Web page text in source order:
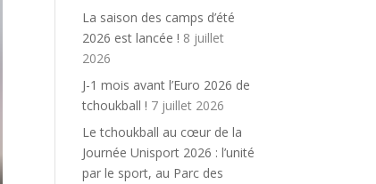
La saison des camps d’été
2026 est lancée ! 8 juillet
2026
J-1 mois avant l’Euro 2026 de
tchoukball ! 7 juillet 2026
Le tchoukball au cœur de la
Journée Unisport 2026 : l’unité
par le sport, au Parc des